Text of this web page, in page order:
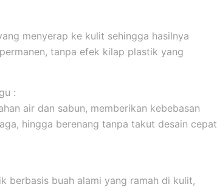
menyerap ke kulit sehingga hasilnya
tanpa efek kilap plastik yang
:
air dan sabun, memberikan kebebasan
hingga berenang tanpa takut desain cepat
berbasis buah alami yang ramah di kulit,